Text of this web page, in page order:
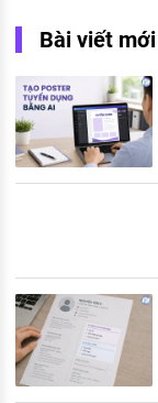
Bài viết